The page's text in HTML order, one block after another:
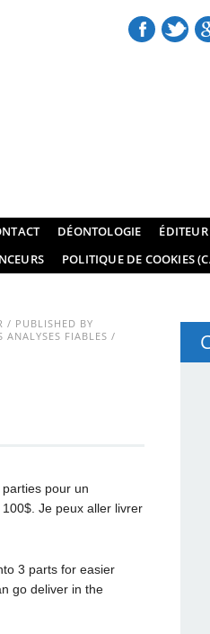
DÉONTOLOGIE ÉDITEUR
POLITIQUE DE COOKIES
/ PUBLISHED BY
ANALYSES FIABLES /
pour un
Je peux aller livrer
3 parts for easier
go deliver in the